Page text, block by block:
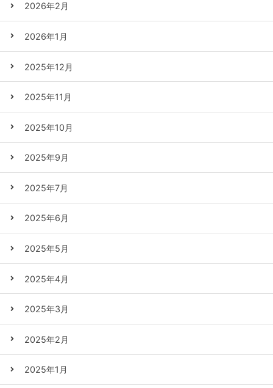
2026年2月
2026年1月
2025年12月
2025年11月
2025年10月
2025年9月
2025年7月
2025年6月
2025年5月
2025年4月
2025年3月
2025年2月
2025年1月